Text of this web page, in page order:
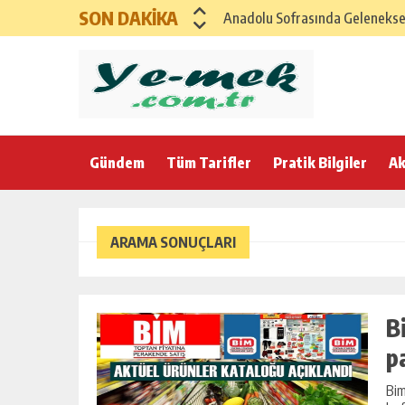
SON DAKİKA
Anadolu Sofrasında
GAZİANTEP İFTAR SOFRASI
Ege’nin Zeytinyağlı Bereketi
Anadolu’nun Bereket Sofrası
Gündem Tüm Tarifler Pratik Bilgiler
ARAMA SONUÇLARI